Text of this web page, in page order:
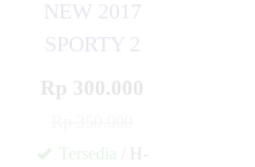
NEW 2017
SPORTY 2
Rp 300.000
Tersedia / H-